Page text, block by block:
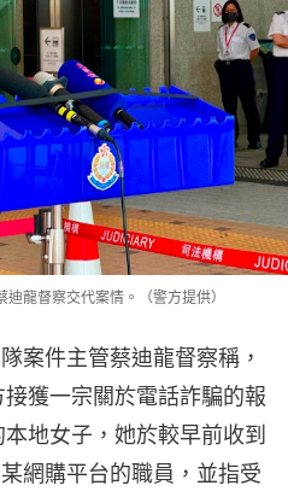
龍督察交代案情。（警方提供）
案件主管蔡迪龍督察稱，
獲一宗關於電話詐騙的報
地女子，她於較早前收到
網購平台的職員，並指受